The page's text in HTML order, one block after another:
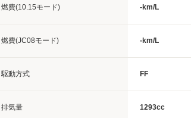
燃費(10.15モード) -km/L
燃費(JC08モード) -km/L
駆動方式 FF
排気量 1293cc